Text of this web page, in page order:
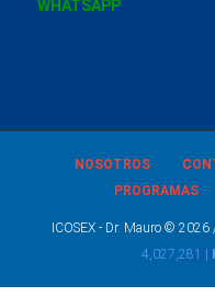
WHATSAPP
NOSOTROS
PROGRAMAS
ICOSEX - Dr. Mauro © 2026
4,027,281 |